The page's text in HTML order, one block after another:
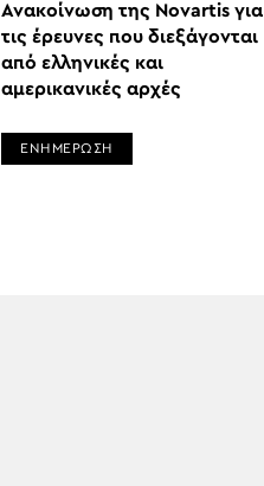
Ανακοίνωση της Novartis για
τις έρευνες που διεξάγονται
από ελληνικές και
αμερικανικές αρχές
ΕΝΗΜΕΡΩΣΗ